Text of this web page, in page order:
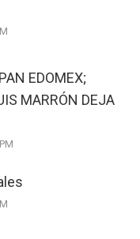
EDOMEX;
MARRÓN DEJA